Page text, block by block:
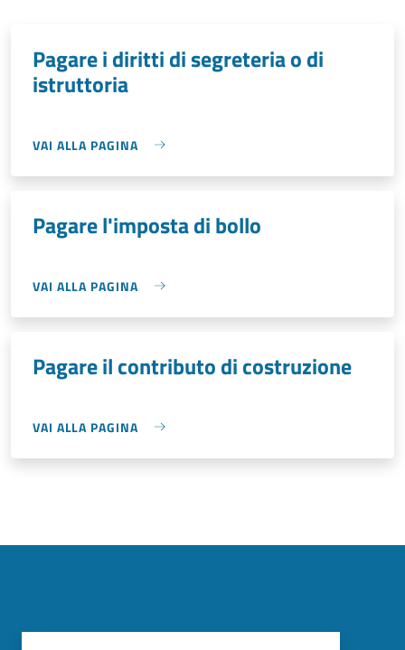
Pagare i diritti di segreteria o di
istruttoria
VAI ALLA PAGINA
Pagare l'imposta di bollo
VAI ALLA PAGINA
Pagare il contributo di costruzione
VAI ALLA PAGINA